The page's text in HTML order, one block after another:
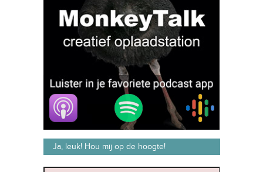
Ja, leuk! Hou mij op de hoogte!